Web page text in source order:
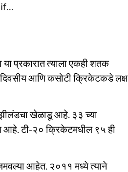
if…
प्रकारात त्याला एकही शतक
आणि कसोटी क्रिकेटकडे लक्ष
खेळाडू आहे. ३३ च्या
आहे. टी-२० क्रिकेटमधील ९५ ही
आहेत. २०११ मध्ये त्याने